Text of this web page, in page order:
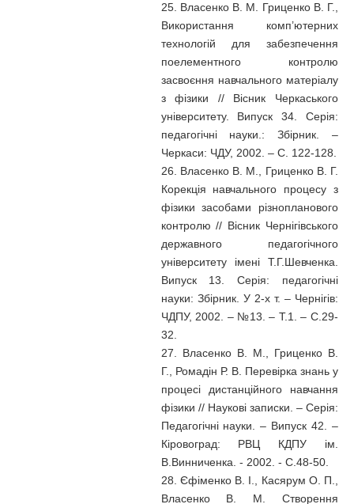
25. Власенко В. М. Гриценко В. Г.,
Використання комп’ютерних
технологій для забезпечення
поелементного контролю
засвоєння навчального матеріалу
з фізики // Вісник Черкаського
університету. Випуск 34. Серія:
педагогічні науки.: Збірник. –
Черкаси: ЧДУ, 2002. – С. 122-128.
26. Власенко В. М., Гриценко В. Г.
Корекція навчального процесу з
фізики засобами різнопланового
контролю // Вісник Чернігівського
державного педагогічного
університету імені Т.Г.Шевченка.
Випуск 13. Серія: педагогічні
науки: Збірник. У 2-х т. – Чернігів:
ЧДПУ, 2002. – №13. – Т.1. – С.29-
32.
27. Власенко В. М., Гриценко В.
Г., Ромадін Р. В. Перевірка знань у
процесі дистанційного навчання
фізики // Наукові записки. – Серія:
Педагогічні науки. – Випуск 42. –
Кіровоград: РВЦ КДПУ ім.
В.Винниченка. - 2002. - C.48-50.
28. Єфіменко В. І., Касярум О. П.,
Власенко В. М. Створення